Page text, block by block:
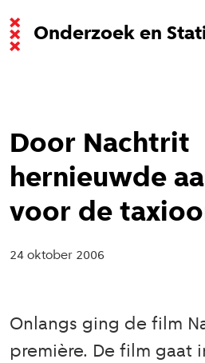
Onderzoek en
Door Nachtrit
hernieuwde
voor de
24 oktober 2006
Onlangs ging de film
première. De film gaat